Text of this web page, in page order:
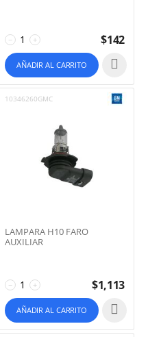
+
− $142
AÑADIR AL CARRITO
10346260GMC
LAMPARA H10 FARO
AUXILIAR
+
− $1,113
AÑADIR AL CARRITO